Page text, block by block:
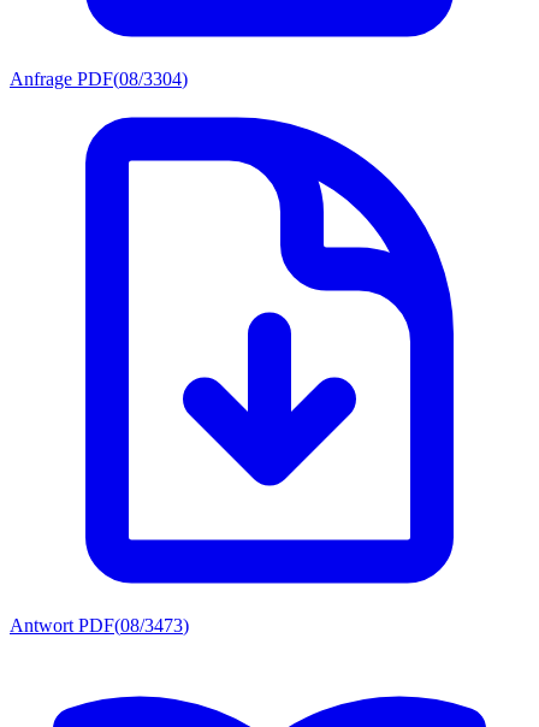
Anfrage PDF(08/3304)
Antwort PDF(08/3473)